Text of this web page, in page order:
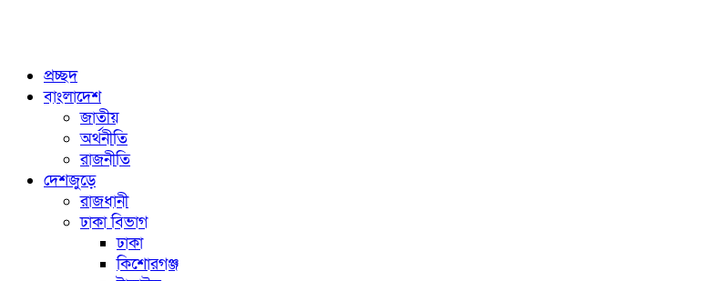
প্রচ্ছদ
বাংলাদেশ
জাতীয়
অর্থনীতি
রাজনীতি
দেশজুড়ে
রাজধানী
ঢাকা বিভাগ
ঢাকা
কিশোরগঞ্জ